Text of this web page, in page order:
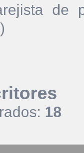
de
18